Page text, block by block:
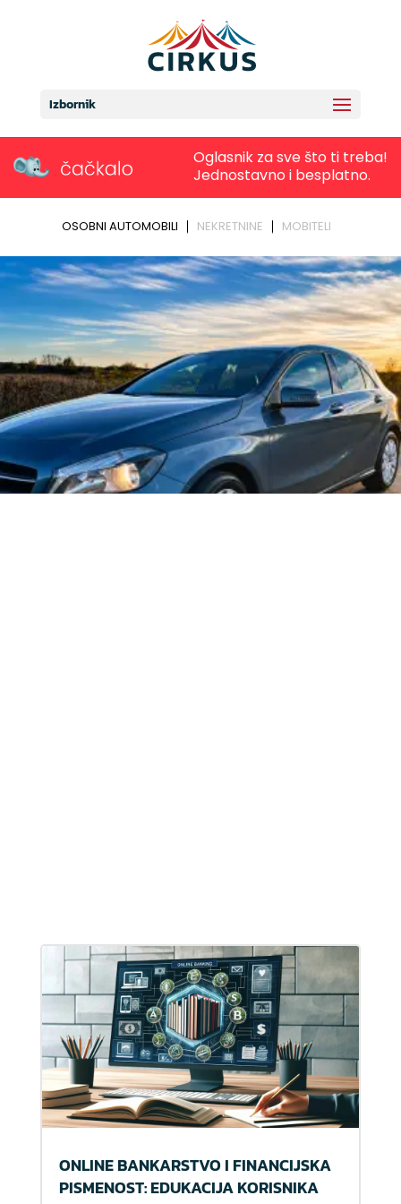
Izbornik
ONLINE BANKARSTVO I FINANCIJSKA
PISMENOST: EDUKACIJA KORISNIKA